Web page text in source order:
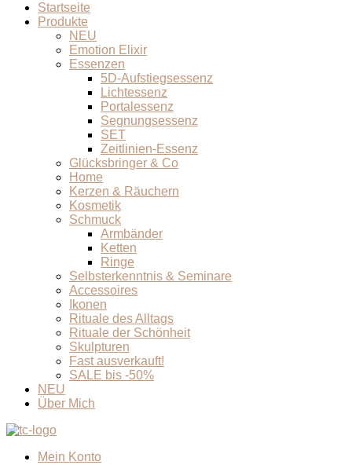
Startseite
Produkte
NEU
Emotion Elixir
Essenzen
5D-Aufstiegsessenz
Lichtessenz
Portalessenz
Segnungsessenz
SET
Zeitlinien-Essenz
Glücksbringer & Co
Home
Kerzen & Räuchern
Kosmetik
Schmuck
Armbänder
Ketten
Ringe
Selbsterkenntnis & Seminare
Accessoires
Ikonen
Rituale des Alltags
Rituale der Schönheit
Skulpturen
Fast ausverkauft!
SALE bis -50%
NEU
Über Mich
Mein Konto